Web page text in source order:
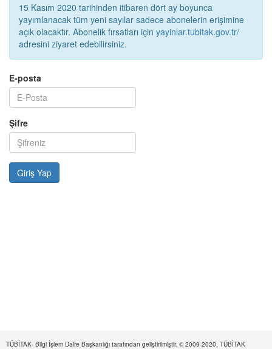
15 Kasım 2020 tarihinden itibaren dört ay boyunca
yayımlanacak tüm yeni sayılar sadece abonelerin erişimine
açık olacaktır. Abonelik fırsatları için yayinlar.tubitak.gov.tr/
adresini ziyaret edebilirsiniz.
E-posta
Şifre
TÜBİTAK- Bilgi İşlem Daire Başkanlığı tarafından geliştirilmiştir. © 2009-2020, TÜBİTAK